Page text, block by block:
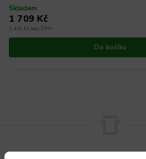
Skladem
1 412 Kč bez DPH
1 709 Kč
Do košíku